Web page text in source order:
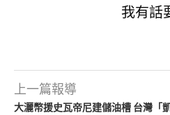
我有話
上一篇報導
大灑幣援史瓦帝尼建儲油槽 台灣「